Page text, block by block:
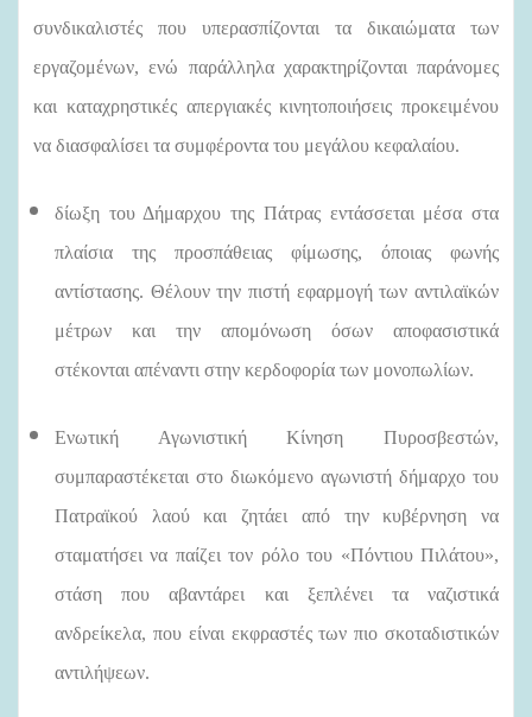
συνδικαλιστές που υπερασπίζονται τα δικαιώματα των
εργαζομένων, ενώ παράλληλα χαρακτηρίζονται παράνομες
και καταχρηστικές απεργιακές κινητοποιήσεις προκειμένου
να διασφαλίσει τα συμφέροντα του μεγάλου κεφαλαίου.
δίωξη του Δήμαρχου της Πάτρας εντάσσεται μέσα στα
πλαίσια της προσπάθειας φίμωσης, όποιας φωνής
αντίστασης. Θέλουν την πιστή εφαρμογή των αντιλαϊκών
μέτρων και την απομόνωση όσων αποφασιστικά
στέκονται απέναντι στην κερδοφορία των μονοπωλίων.
Ενωτική Αγωνιστική Κίνηση Πυροσβεστών,
συμπαραστέκεται στο διωκόμενο αγωνιστή δήμαρχο του
Πατραϊκού λαού και ζητάει από την κυβέρνηση να
σταματήσει να παίζει τον ρόλο του «Πόντιου Πιλάτου»,
στάση που αβαντάρει και ξεπλένει τα ναζιστικά
ανδρείκελα, που είναι εκφραστές των πιο σκοταδιστικών
αντιλήψεων.